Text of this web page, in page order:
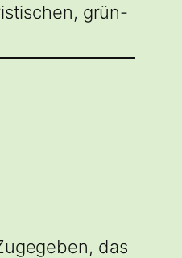
grün-
das